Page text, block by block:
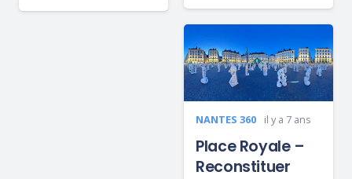
NANTES 360 il y a 7 ans
Place Royale –
Reconstituer